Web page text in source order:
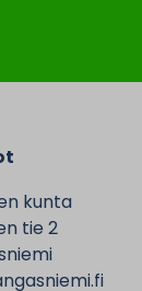
kunta
tie 2